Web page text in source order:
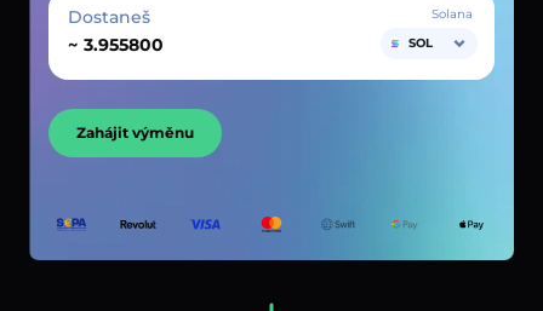
Dostaneš
~
Solana
SOL
Zahájit výměnu